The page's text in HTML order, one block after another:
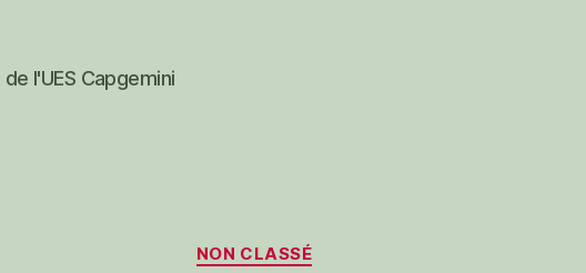
l'UES Capgemini
Catégories
NON CLASSÉ